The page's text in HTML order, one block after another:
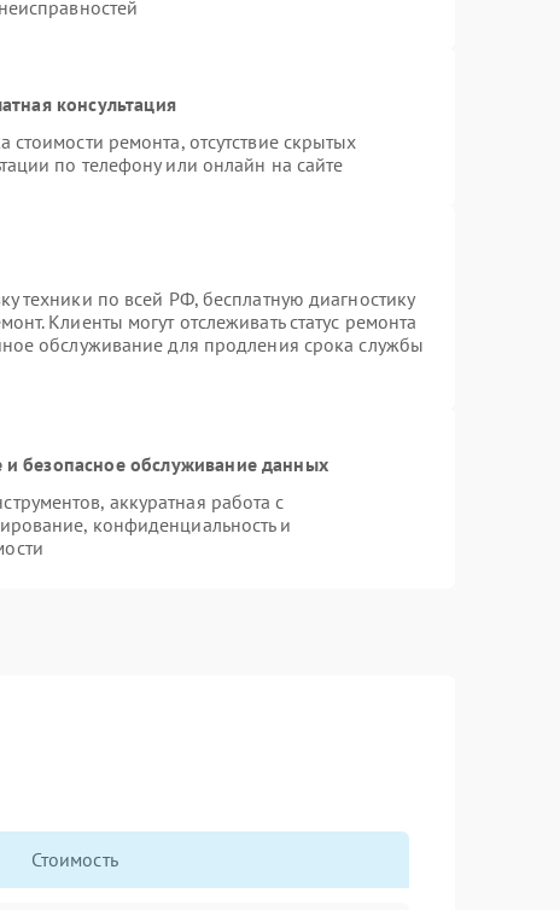
консультация
ремонта, отсутствие скрытых
по телефону или онлайн на сайте
техники по всей РФ, бесплатную диагностику
Клиенты могут отслеживать статус ремонта
обслуживание для продления срока службы
безопасное обслуживание данных
аккуратная работа с
конфиденциальность и
Стоимость